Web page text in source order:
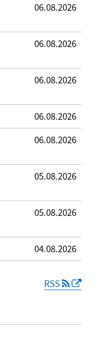
06.08.2026
06.08.2026
06.08.2026
06.08.2026
06.08.2026
05.08.2026
05.08.2026
04.08.2026
RSS